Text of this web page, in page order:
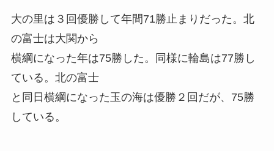
大の里は３回優勝して年間71勝止まりだった。北
の富士は大関から
横綱になった年は75勝した。同様に輪島は77勝し
ている。北の富士
と同日横綱になった玉の海は優勝２回だが、75勝
している。